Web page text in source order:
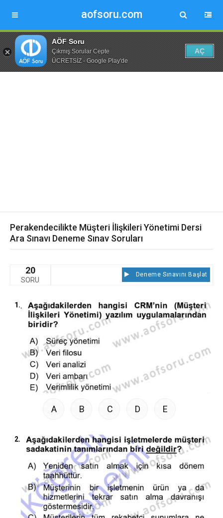
aofsoru.com
AÖF Soru
Çıkmış Sorular Cepte
ÜCRETSİZ - Google Play'de
AÇ
Perakendecilikte Müşteri İlişkileri Yönetimi Dersi
Ara Sınavı Deneme Sınav Soruları
20
SORU
Deneme Sınavını Başlat
1.
A B C D E
2.